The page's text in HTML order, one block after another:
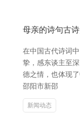
母亲的诗句古
在中国古代诗词
挚，感东谈主至
德之情，也体现
邵阳市新邵
新闻动态